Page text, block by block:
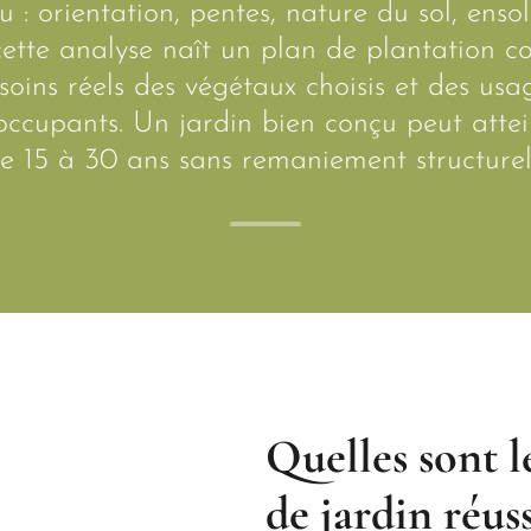
: orientation, pentes, nature du sol,
analyse naît un plan de plantation
réels des végétaux choisis et des
Un jardin bien conçu peut
15 à 30 ans sans remaniement
Quelles sont
de jardin